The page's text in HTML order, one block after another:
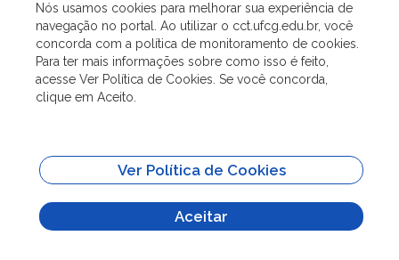
ASSUNTOS
ACESSO À INFORMAÇÃO
SITES IMPORTANTES
Nós usamos cookies para melhorar sua experiência de
navegação no portal. Ao utilizar o cct.ufcg.edu.br, você
concorda com a política de monitoramento de cookies.
Para ter mais informações sobre como isso é feito,
acesse Ver Política de Cookies. Se você concorda,
clique em Aceito.
Ver Política de Cookies
Aceitar